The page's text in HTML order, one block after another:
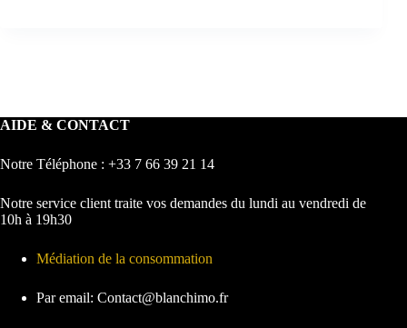
AIDE & CONTACT
Notre Téléphone : +33 7 66 39 21 14
Notre service client traite vos demandes du lundi au vendredi de
10h à 19h30
Médiation de la consommation
Par email: Contact@blanchimo.fr